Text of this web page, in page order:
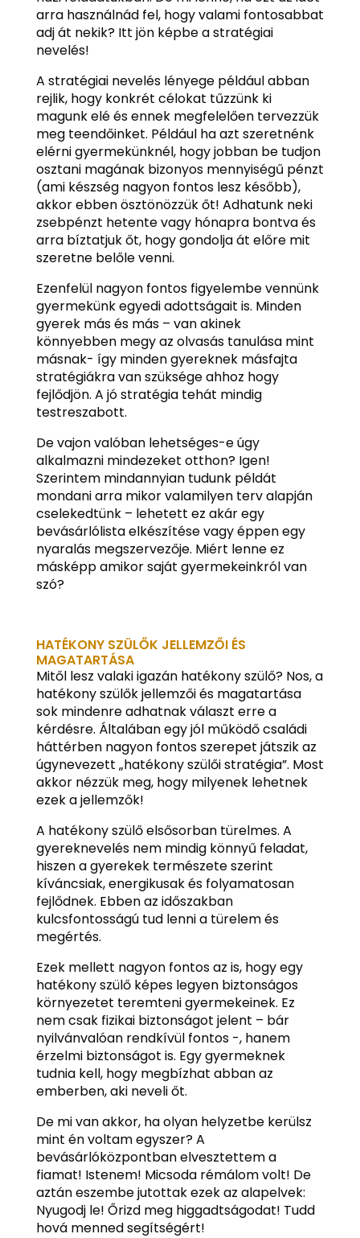
arra használnád fel, hogy valami fontosabbat
adj át nekik? Itt jön képbe a stratégiai
nevelés!
A stratégiai nevelés lényege például abban
rejlik, hogy konkrét célokat tűzzünk ki
magunk elé és ennek megfelelően tervezzük
meg teendőinket. Például ha azt szeretnénk
elérni gyermekünknél, hogy jobban be tudjon
osztani magának bizonyos mennyiségű pénzt
(ami készség nagyon fontos lesz később),
akkor ebben ösztönözzük őt! Adhatunk neki
zsebpénzt hetente vagy hónapra bontva és
arra bíztatjuk őt, hogy gondolja át előre mit
szeretne belőle venni.
Ezenfelül nagyon fontos figyelembe vennünk
gyermekünk egyedi adottságait is. Minden
gyerek más és más – van akinek
könnyebben megy az olvasás tanulása mint
másnak- így minden gyereknek másfajta
stratégiákra van szüksége ahhoz hogy
fejlődjön. A jó stratégia tehát mindig
testreszabott.
De vajon valóban lehetséges-e úgy
alkalmazni mindezeket otthon? Igen!
Szerintem mindannyian tudunk példát
mondani arra mikor valamilyen terv alapján
cselekedtünk – lehetett ez akár egy
bevásárlólista elkészítése vagy éppen egy
nyaralás megszervezője. Miért lenne ez
másképp amikor saját gyermekeinkról van
szó?
HATÉKONY SZÜLŐK JELLEMZŐI ÉS
MAGATARTÁSA
Mitől lesz valaki igazán hatékony szülő? Nos, a
hatékony szülők jellemzői és magatartása
sok mindenre adhatnak választ erre a
kérdésre. Általában egy jól működő családi
háttérben nagyon fontos szerepet játszik az
úgynevezett „hatékony szülői stratégia”. Most
akkor nézzük meg, hogy milyenek lehetnek
ezek a jellemzők!
A hatékony szülő elsősorban türelmes. A
gyereknevelés nem mindig könnyű feladat,
hiszen a gyerekek természete szerint
kíváncsiak, energikusak és folyamatosan
fejlődnek. Ebben az időszakban
kulcsfontosságú tud lenni a türelem és
megértés.
Ezek mellett nagyon fontos az is, hogy egy
hatékony szülő képes legyen biztonságos
környezetet teremteni gyermekeinek. Ez
nem csak fizikai biztonságot jelent – bár
nyilvánvalóan rendkívül fontos -, hanem
érzelmi biztonságot is. Egy gyermeknek
tudnia kell, hogy megbízhat abban az
emberben, aki neveli őt.
De mi van akkor, ha olyan helyzetbe kerülsz
mint én voltam egyszer? A
bevásárlóközpontban elvesztettem a
fiamat! Istenem! Micsoda rémálom volt! De
aztán eszembe jutottak ezek az alapelvek:
Nyugodj le! Őrizd meg higgadtságodat! Tudd
hová menned segítségért!